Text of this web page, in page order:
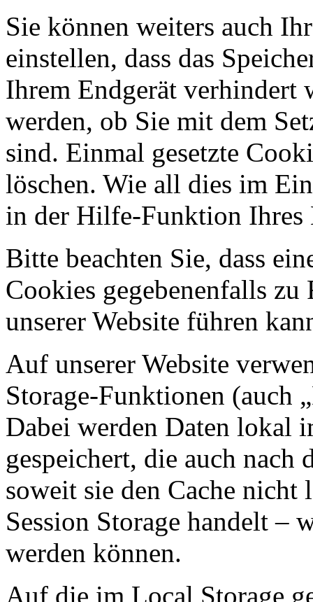
Sie können weiters auch
einstellen, dass das
Ihrem Endgerät verhindert
werden, ob Sie mit dem
sind. Einmal gesetzte
löschen. Wie all dies im
in der Hilfe-Funktion
Bitte beachten Sie, dass
Cookies gegebenenfalls
unserer Website führen
Auf unserer Website
Storage-Funktionen (auch
Dabei werden Daten lokal
gespeichert, die auch nach
soweit sie den Cache nicht
Session Storage handelt –
werden können.
Auf die im Local Storage